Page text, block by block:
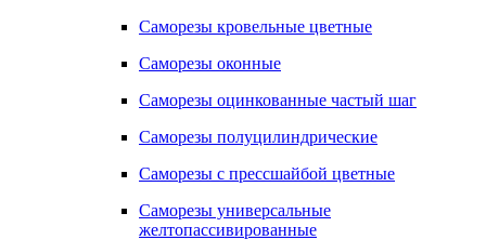
Саморезы кровельные цветные
Саморезы оконные
Саморезы оцинкованные частый шаг
Саморезы полуцилиндрические
Саморезы с прессшайбой цветные
Саморезы универсальные
желтопассивированные